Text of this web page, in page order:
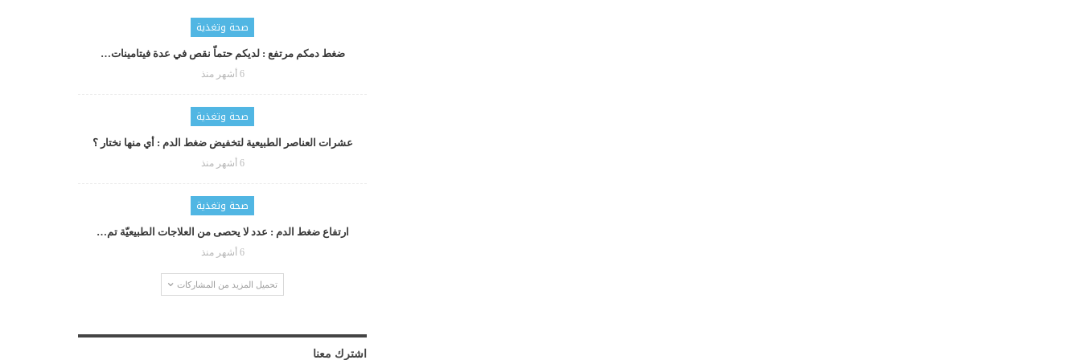
صحة وتغذية
ضغط دمكم مرتفع : لديكم حتماّ نقص في عدة فيتامينات…
6 أشهر منذ
صحة وتغذية
عشرات العناصر الطبيعية لتخفيض ضغط الدم : أي منها نختار ؟
6 أشهر منذ
صحة وتغذية
ارتفاع ضغط الدم : عدد لا يحصى من العلاجات الطبيعيّة تم…
6 أشهر منذ
تحميل المزيد من المشاركات
اشترك معنا